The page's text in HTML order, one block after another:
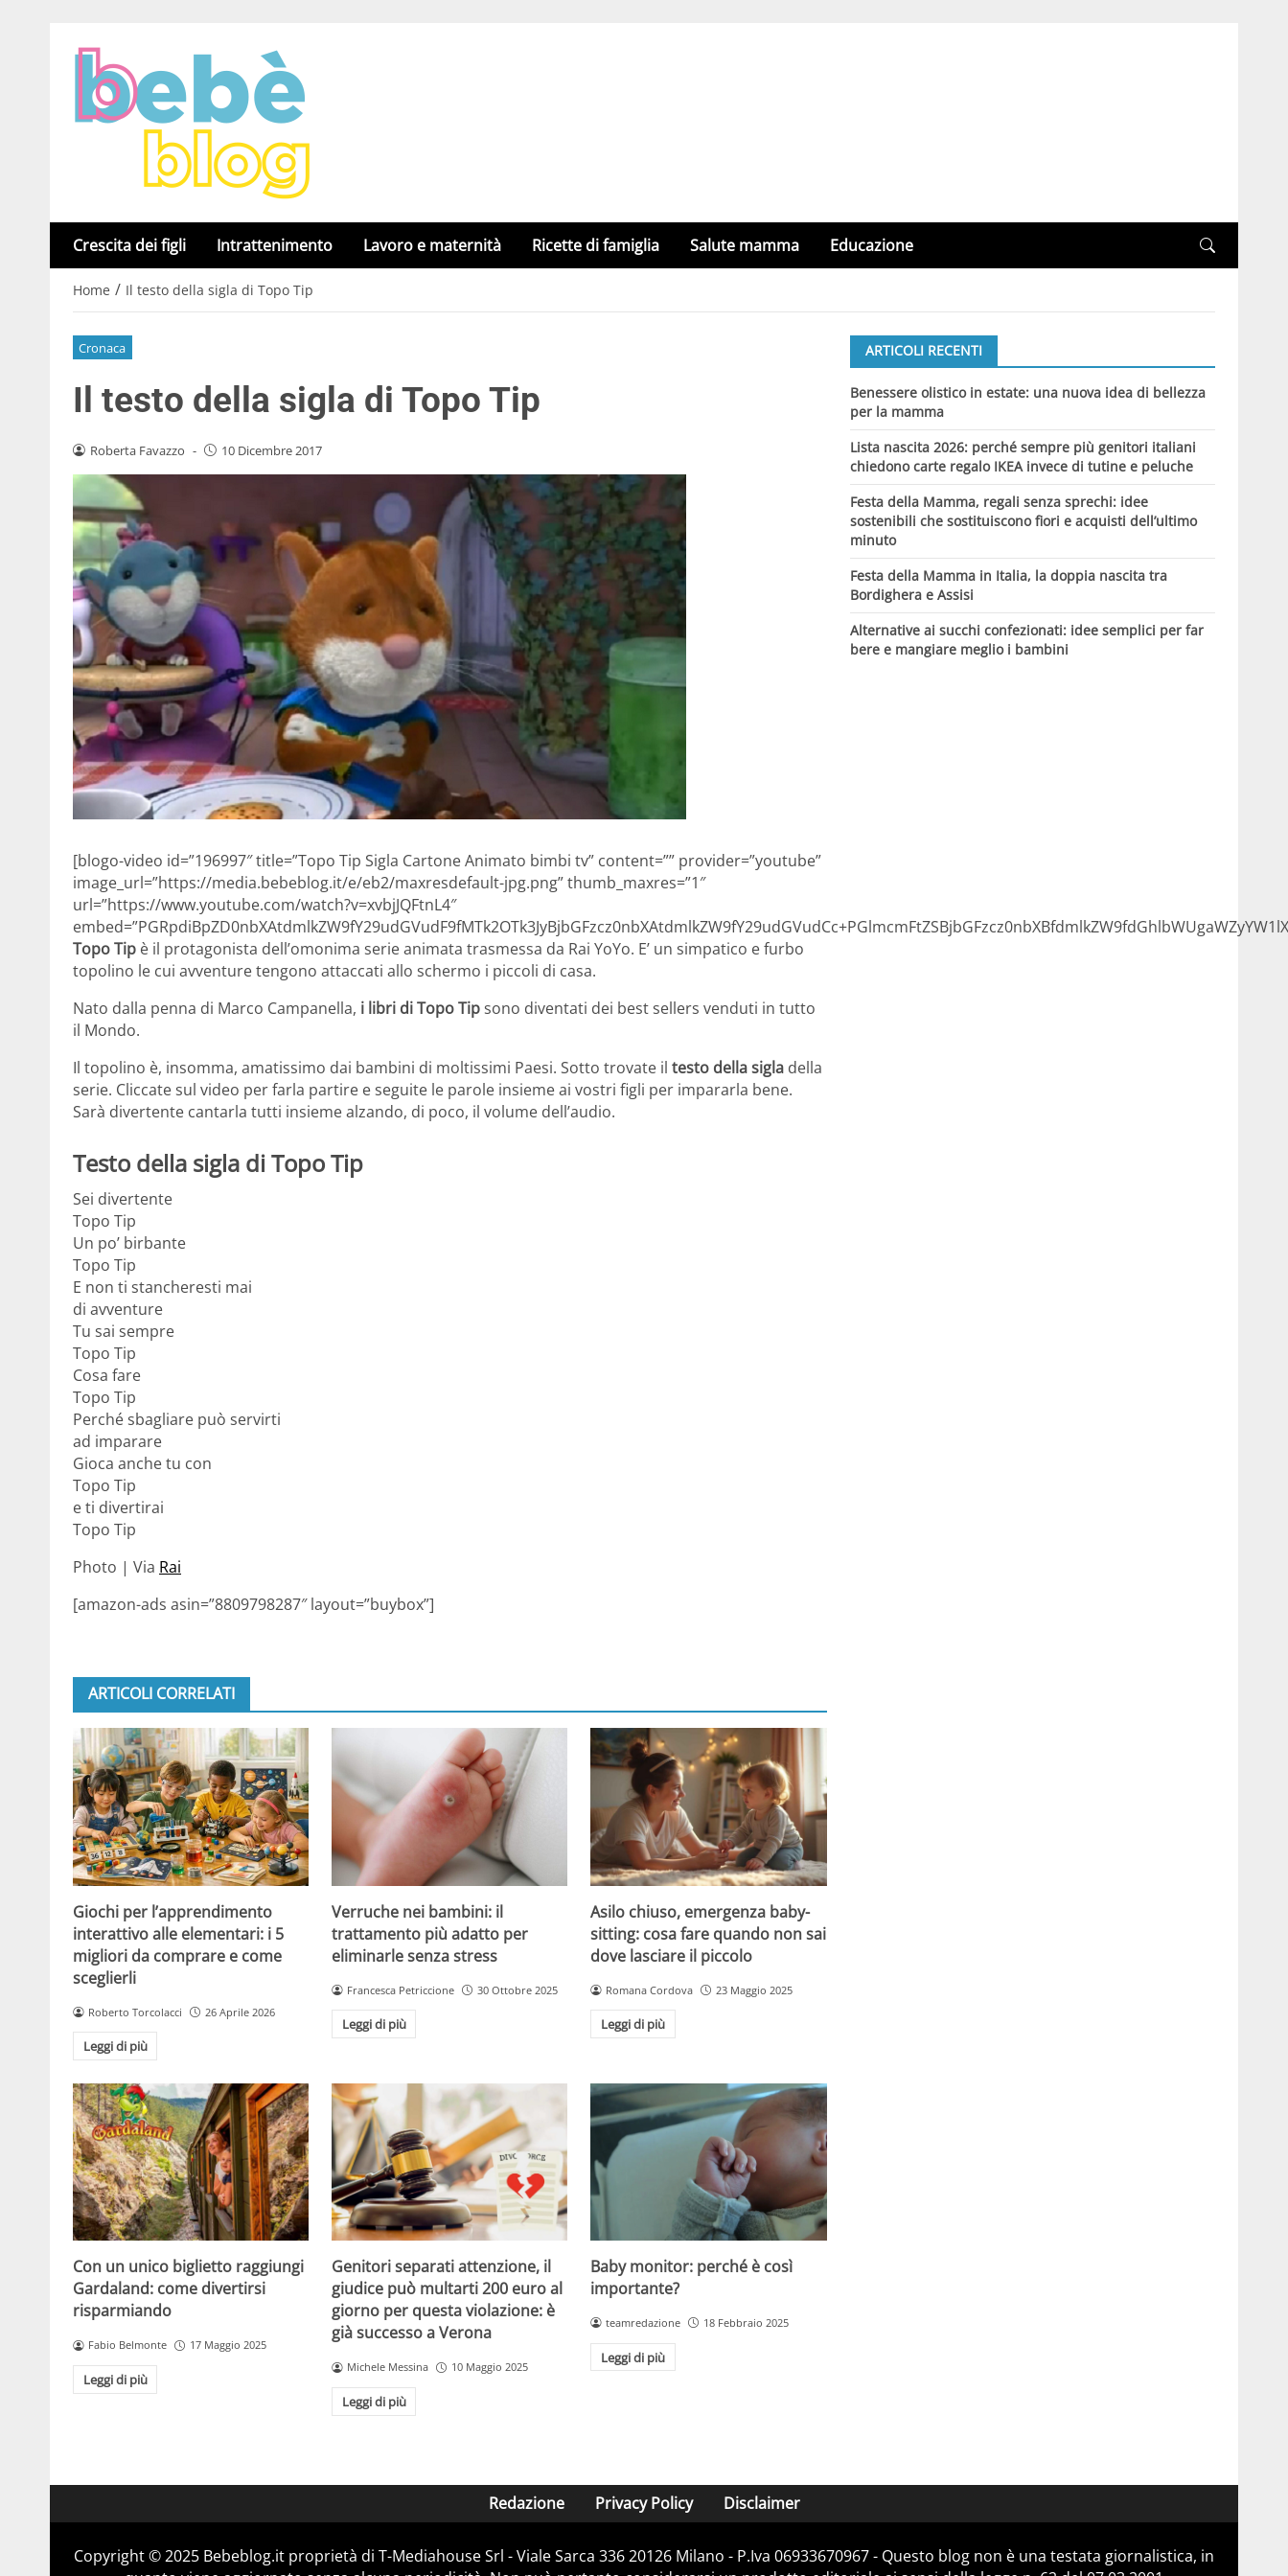
Crescita dei figli Intrattenimento Lavoro e maternità Ricette di famiglia Salute mamma Educazione
Home / Il testo della sigla di Topo Tip
Cronaca
Il testo della sigla di Topo Tip
Roberta Favazzo - 10 Dicembre 2017
[blogo-video id=”196997″ title=”Topo Tip Sigla Cartone Animato bimbi tv” content=”” provider=”youtube”
image_url=”https://media.bebeblog.it/e/eb2/maxresdefault-jpg.png” thumb_maxres=”1″
url=”https://www.youtube.com/watch?v=xvbjJQFtnL4″
Topo Tip è il protagonista dell’omonima serie animata trasmessa da Rai YoYo. E’ un simpatico e furbo
topolino le cui avventure tengono attaccati allo schermo i piccoli di casa.
Nato dalla penna di Marco Campanella, i libri di Topo Tipsono diventati dei best sellers venduti in tutto
il Mondo.
Il topolino è, insomma, amatissimo dai bambini di moltissimi Paesi. Sotto trovate il testo della sigla della
serie. Cliccate sul video per farla partire e seguite le parole insieme ai vostri figli per impararla bene.
Sarà divertente cantarla tutti insieme alzando, di poco, il volume dell’audio.
Testo della sigla di Topo Tip
Sei divertente
Topo Tip
Un po’ birbante
Topo Tip
E non ti stancheresti mai
di avventure
Tu sai sempre
Topo Tip
Cosa fare
Topo Tip
Perché sbagliare può servirti
ad imparare
Gioca anche tu con
Topo Tip
e ti divertirai
Topo Tip
Photo | Via Rai
[amazon-ads asin=”8809798287″ layout=”buybox”]
ARTICOLI CORRELATI
Giochi per l’apprendimento
interattivo alle elementari: i 5
migliori da comprare e come
sceglierli
Roberto Torcolacci 26 Aprile 2026
Leggi di più
Verruche nei bambini: il
trattamento più adatto per
eliminarle senza stress
Francesca Petriccione 30 Ottobre 2025
Leggi di più
Asilo chiuso, emergenza baby-
sitting: cosa fare quando non sai
dove lasciare il piccolo
Romana Cordova 23 Maggio 2025
Leggi di più
Con un unico biglietto raggiungi
Gardaland: come divertirsi
risparmiando
Fabio Belmonte 17 Maggio 2025
Leggi di più
Genitori separati attenzione, il
giudice può multarti 200 euro al
giorno per questa violazione: è
già successo a Verona
Michele Messina 10 Maggio 2025
Leggi di più
Baby monitor: perché è così
importante?
teamredazione 18 Febbraio 2025
Leggi di più
ARTICOLI RECENTI
Benessere olistico in estate: una nuova idea di bellezza
per la mamma
Lista nascita 2026: perché sempre più genitori italiani
chiedono carte regalo IKEA invece di tutine e peluche
Festa della Mamma, regali senza sprechi: idee
sostenibili che sostituiscono fiori e acquisti dell’ultimo
minuto
Festa della Mamma in Italia, la doppia nascita tra
Bordighera e Assisi
Alternative ai succhi confezionati: idee semplici per far
bere e mangiare meglio i bambini
Redazione Privacy Policy Disclaimer
Copyright © 2025 Bebeblog.it proprietà di T-Mediahouse Srl - Viale Sarca 336 20126 Milano - P.Iva 06933670967 - Questo blog non è una testata giornalistica, in